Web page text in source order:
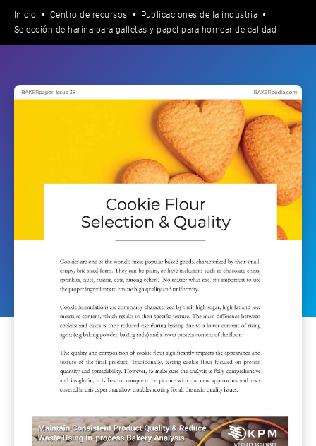
Inicio Centro de recursos
Publicaciones de la industria
Selección de harina para galletas y papel para hornear de calidad